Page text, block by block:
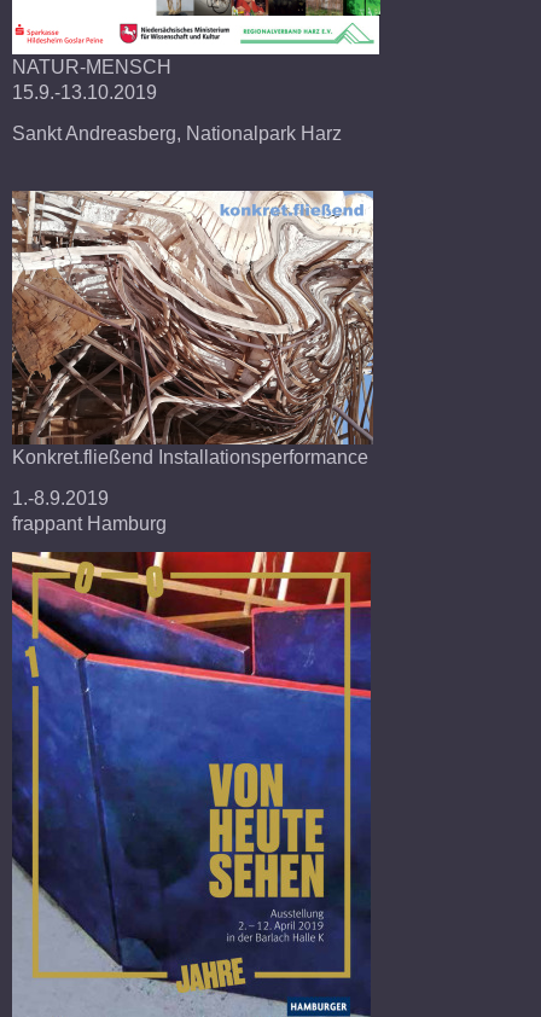
NATUR-MENSCH
15.9.-13.10.2019
Sankt Andreasberg, Nationalpark Harz
Konkret.fließend Installationsperformance
1.-8.9.2019
frappant Hamburg